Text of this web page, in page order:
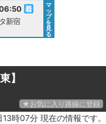
新宿
マ
ッ
プ
を
見
る
】
★お気に入り路線に登録
時07分 現在の情報です。